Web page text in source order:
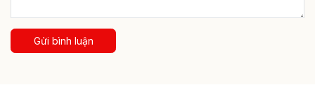
Gửi bình luận